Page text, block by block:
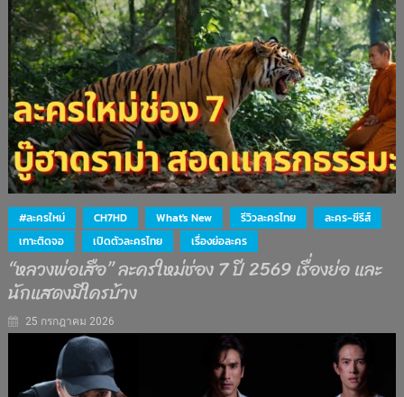
#ละครใหม่ CH7HD What's New รีวิวละครไทย
ละคร-ซีรีส์
เกาะติดจอ
เปิดตัวละครไทย เรื่องย่อละคร
“หลวงพ่อเสือ” ละครใหม่ช่อง 7 ปี 2569 เรื่องย่อ และ
นักแสดงมีใครบ้าง
25 กรกฎาคม 2026